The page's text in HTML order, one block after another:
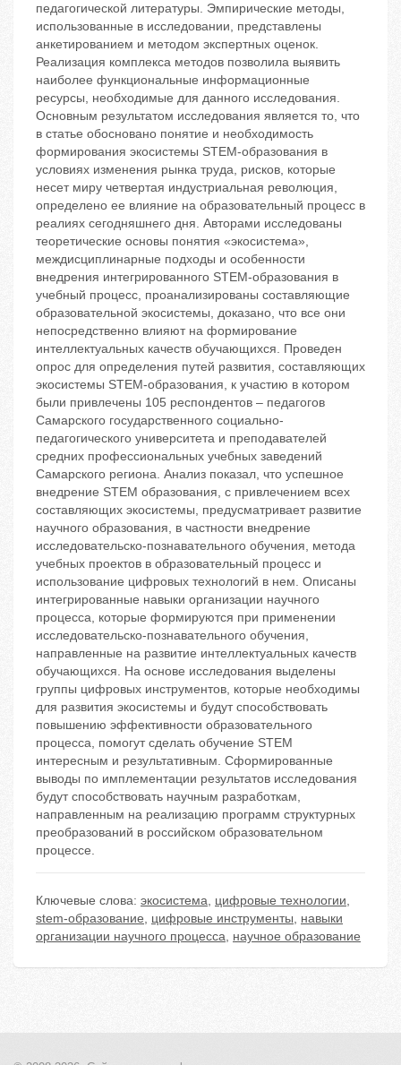
педагогической литературы. Эмпирические методы,
использованные в исследовании, представлены
анкетированием и методом экспертных оценок.
Реализация комплекса методов позволила выявить
наиболее функциональные информационные
ресурсы, необходимые для данного исследования.
Основным результатом исследования является то, что
в статье обосновано понятие и необходимость
формирования экосистемы STEM-образования в
условиях изменения рынка труда, рисков, которые
несет миру четвертая индустриальная революция,
определено ее влияние на образовательный процесс в
реалиях сегодняшнего дня. Авторами исследованы
теоретические основы понятия «экосистема»,
междисциплинарные подходы и особенности
внедрения интегрированного STEM-образования в
учебный процесс, проанализированы составляющие
образовательной экосистемы, доказано, что все они
непосредственно влияют на формирование
интеллектуальных качеств обучающихся. Проведен
опрос для определения путей развития, составляющих
экосистемы STEM-образования, к участию в котором
были привлечены 105 респондентов – педагогов
Самарского государственного социально-
педагогического университета и преподавателей
средних профессиональных учебных заведений
Самарского региона. Анализ показал, что успешное
внедрение STEM образования, с привлечением всех
составляющих экосистемы, предусматривает развитие
научного образования, в частности внедрение
исследовательско-познавательного обучения, метода
учебных проектов в образовательный процесс и
использование цифровых технологий в нем. Описаны
интегрированные навыки организации научного
процесса, которые формируются при применении
исследовательско-познавательного обучения,
направленные на развитие интеллектуальных качеств
обучающихся. На основе исследования выделены
группы цифровых инструментов, которые необходимы
для развития экосистемы и будут способствовать
повышению эффективности образовательного
процесса, помогут сделать обучение STEM
интересным и результативным. Сформированные
выводы по имплементации результатов исследования
будут способствовать научным разработкам,
направленным на реализацию программ структурных
преобразований в российском образовательном
процессе.
Ключевые слова: экосистема, цифровые технологии,
stem-образование, цифровые инструменты, навыки
организации научного процесса, научное образование